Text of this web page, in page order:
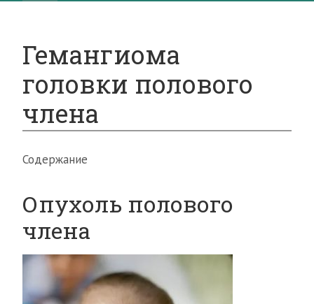
Гемангиома
головки полового
члена
Содержание
Опухоль полового
члена